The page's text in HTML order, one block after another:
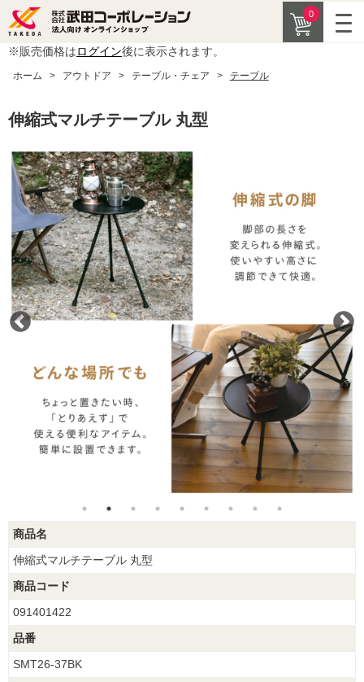
0
※販売価格はログイン後に表示されます。
ホーム > アウトドア > テーブル・チェア > テーブル
伸縮式マルチテーブル 丸型
商品名
伸縮式マルチテーブル 丸型
商品コード
091401422
品番
SMT26-37BK